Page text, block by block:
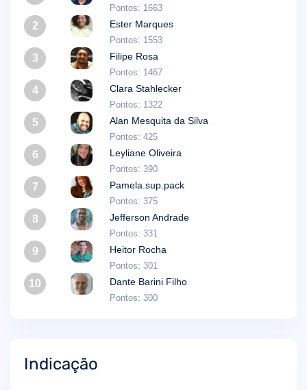
Pontos: 1663
2 Ester Marques
Pontos: 1553
3 Filipe Rosa
Pontos: 1467
4 Clara Stahlecker
Pontos: 1322
5 Alan Mesquita da Silva
Pontos: 425
6 Leyliane Oliveira
Pontos: 390
7 Pamela.sup.pack
Pontos: 375
8 Jefferson Andrade
Pontos: 331
9 Heitor Rocha
Pontos: 301
10 Dante Barini Filho
Pontos: 300
Indicação